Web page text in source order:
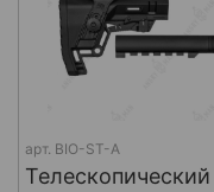
арт. BIO-ST-A
Телескопический